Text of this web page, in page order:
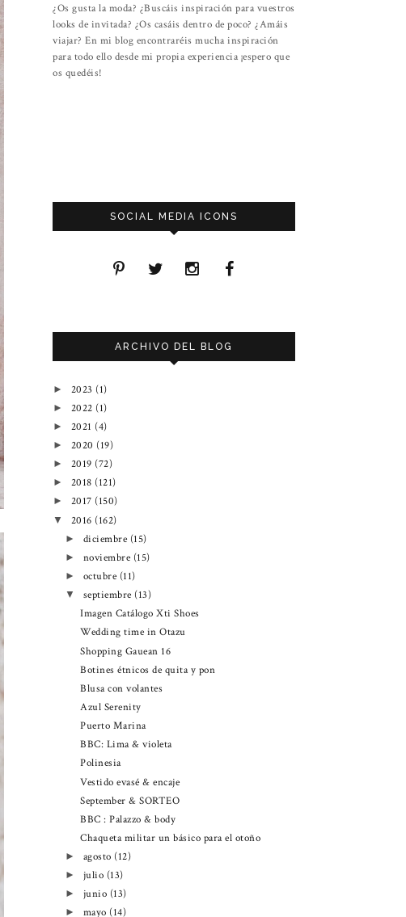
¿Os gusta la moda? ¿Buscáis inspiración para vuestros
looks de invitada? ¿Os casáis dentro de poco? ¿Amáis
viajar? En mi blog encontraréis mucha inspiración
para todo ello desde mi propia experiencia ¡espero que
os quedéis!
SOCIAL MEDIA ICONS
ARCHIVO DEL BLOG
► 2023 (1)
► 2022 (1)
► 2021 (4)
► 2020 (19)
► 2019 (72)
► 2018 (121)
► 2017 (150)
▼ 2016 (162)
► diciembre (15)
► noviembre (15)
► octubre (11)
▼ septiembre (13)
Imagen Catálogo Xti Shoes
Wedding time in Otazu
Shopping Gauean 16
Botines étnicos de quita y pon
Blusa con volantes
Azul Serenity
Puerto Marina
BBC: Lima & violeta
Polinesia
Vestido evasé & encaje
September & SORTEO
BBC : Palazzo & body
Chaqueta militar un básico para el otoño
► agosto (12)
► julio (13)
► junio (13)
► mayo (14)